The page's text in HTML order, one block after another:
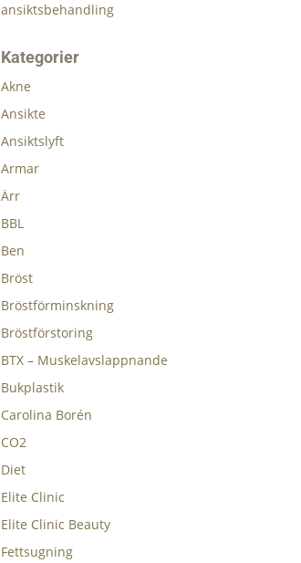
ansiktsbehandling
Kategorier
Akne
Ansikte
Ansiktslyft
Armar
Ärr
BBL
Ben
Bröst
Bröstförminskning
Bröstförstoring
BTX – Muskelavslappnande
Bukplastik
Carolina Borén
CO2
Diet
Elite Clinic
Elite Clinic Beauty
Fettsugning